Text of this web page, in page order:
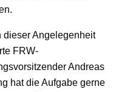
dieser Angelegenheit
FRW-
Andreas
hat die Aufgabe gerne